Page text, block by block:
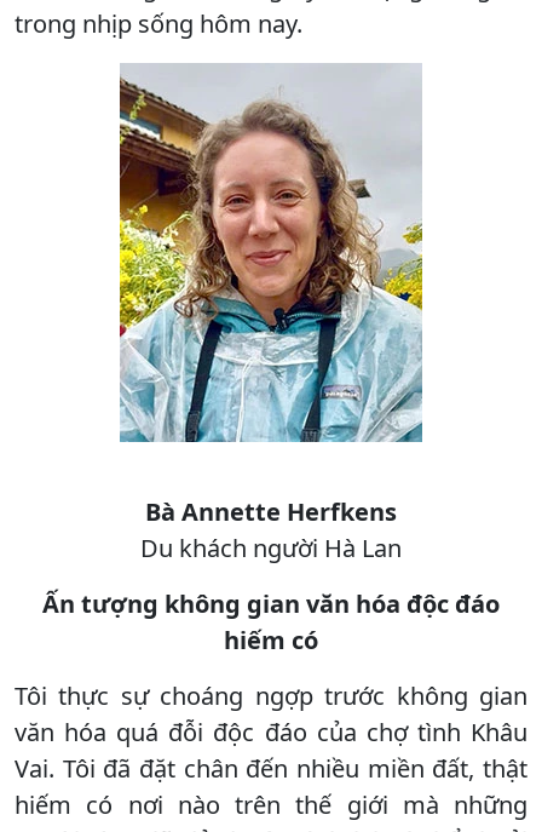
trong nhịp sống hôm nay.
Bà Annette Herfkens
Du khách người Hà Lan
Ấn tượng không gian văn hóa độc đáo
hiếm có
Tôi thực sự choáng ngợp trước không gian
văn hóa quá đỗi độc đáo của chợ tình Khâu
Vai. Tôi đã đặt chân đến nhiều miền đất, thật
hiếm có nơi nào trên thế giới mà những